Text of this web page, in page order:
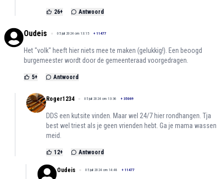
26+ Antwoord
Oudeis 05 juli 2024 om 13:15 + 11477
Het "volk" heeft hier niets mee te maken (gelukkig!). Een beoogd
burgemeester wordt door de gemeenteraad voorgedragen.
5+ Antwoord
Roger1234 05 juli 2024 om 13:36 + 35069
DDS een kutsite vinden. Maar wel 24/7 hier rondhangen. Tja
best wel triest als je geen vrienden hebt. Ga je mama wassen
meid.
12+ Antwoord
Oudeis 05 juli 2024 om 14:48 + 11477